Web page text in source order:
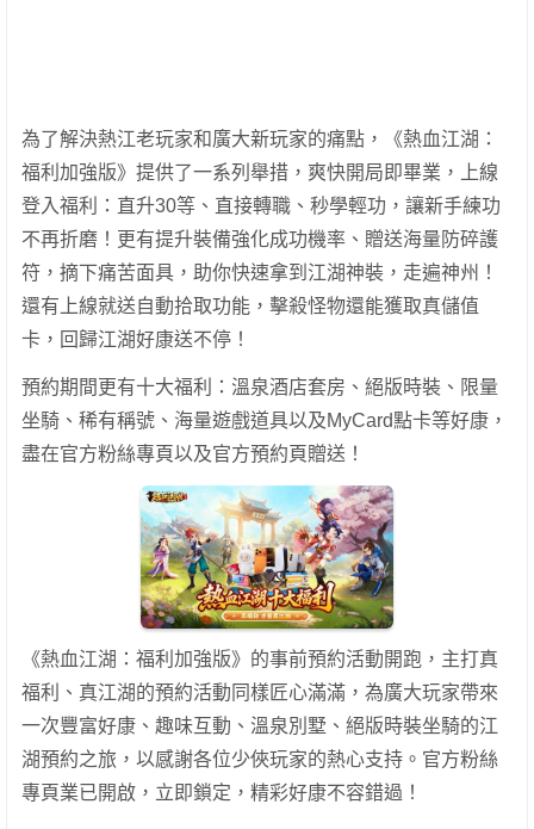
為了解決熱江老玩家和廣大新玩家的痛點，《熱血江湖：
福利加強版》提供了一系列舉措，爽快開局即畢業，上線
登入福利：直升30等、直接轉職、秒學輕功，讓新手練功
不再折磨！更有提升裝備強化成功機率、贈送海量防碎護
符，摘下痛苦面具，助你快速拿到江湖神裝，走遍神州！
還有上線就送自動拾取功能，擊殺怪物還能獲取真儲值
卡，回歸江湖好康送不停！
預約期間更有十大福利：溫泉酒店套房、絕版時裝、限量
坐騎、稀有稱號、海量遊戲道具以及MyCard點卡等好康，
盡在官方粉絲專頁以及官方預約頁贈送！
《熱血江湖：福利加強版》的事前預約活動開跑，主打真
福利、真江湖的預約活動同樣匠心滿滿，為廣大玩家帶來
一次豐富好康、趣味互動、溫泉別墅、絕版時裝坐騎的江
湖預約之旅，以感謝各位少俠玩家的熱心支持。官方粉絲
專頁業已開啟，立即鎖定，精彩好康不容錯過！